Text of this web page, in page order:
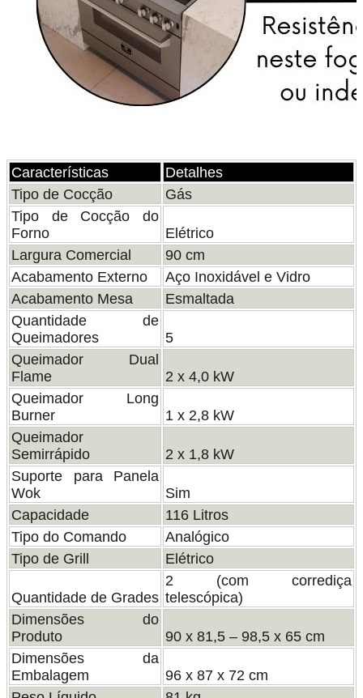
Características
Detalhes
Tipo de Cocção
Gás
Tipo de Cocção do
Forno
Elétrico
Largura Comercial
90 cm
Acabamento Externo
Aço Inoxidável e Vidro
Acabamento Mesa
Esmaltada
Quantidade de
Queimadores
5
Queimador Dual
Flame
2 x 4,0 kW
Queimador Long
Burner
1 x 2,8 kW
Queimador
Semirrápido
2 x 1,8 kW
Suporte para Panela
Wok
Sim
Capacidade
116 Litros
Tipo do Comando
Analógico
Tipo de Grill
Elétrico
Quantidade de Grades
2 (com corrediça
telescópica)
Dimensões do
Produto
90 x 81,5 – 98,5 x 65 cm
Dimensões da
Embalagem
96 x 87 x 72 cm